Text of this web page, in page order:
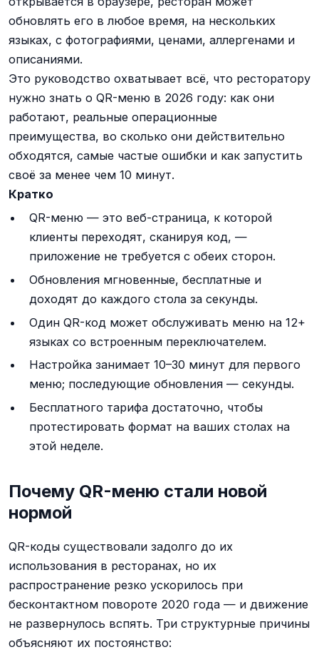
обновлять его в любое время, на нескольких
языках, с фотографиями, ценами, аллергенами и
описаниями.
Это руководство охватывает всё, что ресторатору
нужно знать о QR-меню в 2026 году: как они
работают, реальные операционные
преимущества, во сколько они действительно
обходятся, самые частые ошибки и как запустить
своё за менее чем 10 минут.
Кратко
QR-меню — это веб-страница, к которой
клиенты переходят, сканируя код, —
приложение не требуется с обеих сторон.
Обновления мгновенные, бесплатные и
доходят до каждого стола за секунды.
Один QR-код может обслуживать меню на 12+
языках со встроенным переключателем.
Настройка занимает 10–30 минут для первого
меню; последующие обновления — секунды.
Бесплатного тарифа достаточно, чтобы
протестировать формат на ваших столах на
этой неделе.
Почему QR-меню стали новой
нормой
QR-коды существовали задолго до их
использования в ресторанах, но их
распространение резко ускорилось при
бесконтактном повороте 2020 года — и движение
не развернулось вспять. Три структурные причины
объясняют их постоянство: